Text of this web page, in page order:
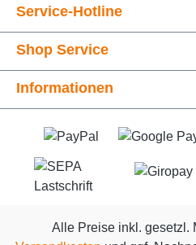
Service-Hotline
Shop Service
Informationen
Alle Preise inkl. gesetzl.